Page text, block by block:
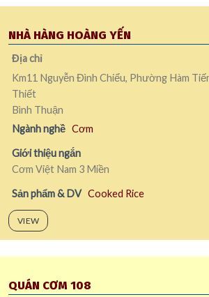
NHÀ HÀNG HOÀNG YẾN
Địa chỉ
Km11 Nguyễn Đình Chiểu, Phường Hàm
Thiết
Bình Thuận
Ngành nghề Cơm
Giới thiệu ngắn
Cơm Việt Nam 3 Miền
Sản phẩm & DV Cooked Rice
VIEW
QUÁN CƠM 108